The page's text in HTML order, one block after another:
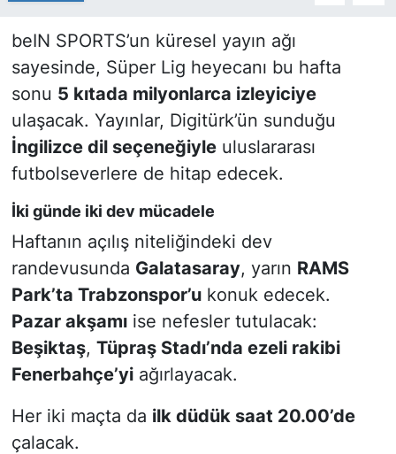
beIN SPORTS’un küresel yayın ağı
sayesinde, Süper Lig heyecanı bu hafta
sonu 5 kıtada milyonlarca izleyiciye
ulaşacak. Yayınlar, Digitürk’ün sunduğu
İngilizce dil seçeneğiyleuluslararası
futbolseverlere de hitap edecek.
İki günde iki dev mücadele
Haftanın açılış niteliğindeki dev
randevusunda Galatasaray, yarın RAMS
Park’ta Trabzonspor’ukonuk edecek.
Pazar akşamıise nefesler tutulacak:
Beşiktaş, Tüpraş Stadı’nda ezeli rakibi
Fenerbahçe’yiağırlayacak.
Her iki maçta da ilk düdük saat 20.00’de
çalacak.